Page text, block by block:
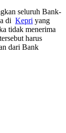
seluruh Bank-
di Kepri yang
tidak menerima
harus
dari Bank